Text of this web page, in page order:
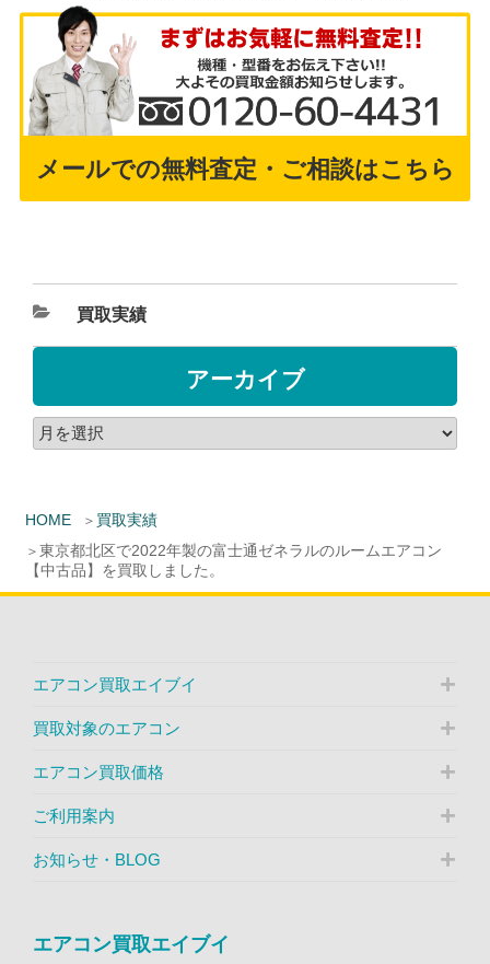
HOME
買取実績
東京都北区で2022年製の富士通ゼネラルのルームエアコン
【中古品】を買取しました。
メールでの無料査定・ご相談はこちら
買取実績
アーカイブ
エアコン買取エイブイ
買取対象のエアコン
エアコン買取価格
ご利用案内
お知らせ・BLOG
エアコン買取エイブイ